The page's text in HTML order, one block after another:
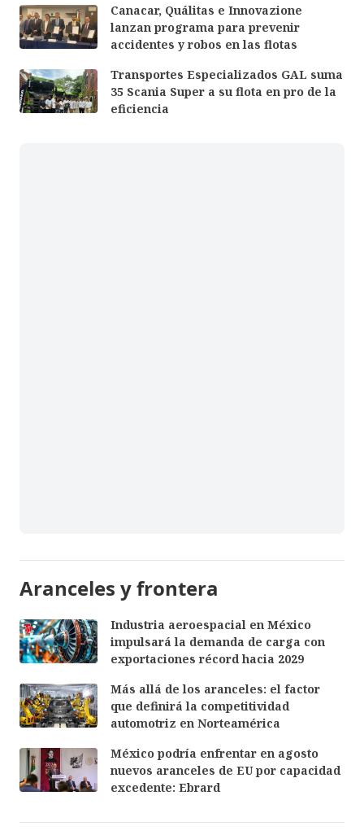
Canacar, Quálitas e Innovazione
lanzan programa para prevenir
accidentes y robos en las flotas
Transportes Especializados GAL suma
35 Scania Super a su flota en pro de la
eficiencia
Aranceles y frontera
Industria aeroespacial en México
impulsará la demanda de carga con
exportaciones récord hacia 2029
Más allá de los aranceles: el factor
que definirá la competitividad
automotriz en Norteamérica
México podría enfrentar en agosto
nuevos aranceles de EU por capacidad
excedente: Ebrard